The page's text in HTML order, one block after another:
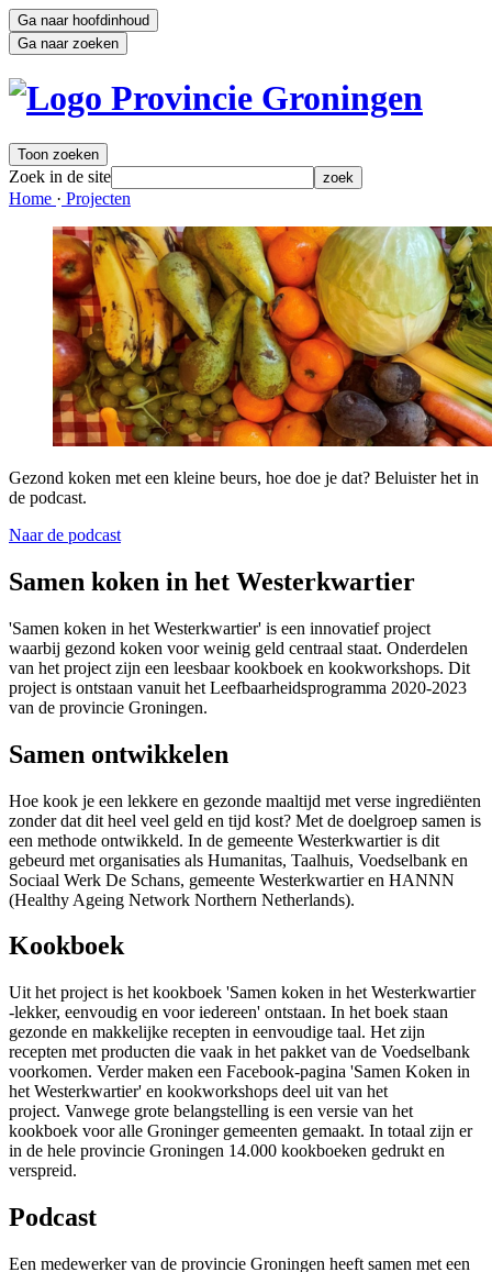
Ga naar hoofdinhoud
Ga naar zoeken
Toon zoeken
Zoek in de site zoek
Home · Projecten
Gezond koken met een kleine beurs, hoe doe je dat? Beluister het in
de podcast.
Naar de podcast
Samen koken in het Westerkwartier
'Samen koken in het Westerkwartier' is een innovatief project
waarbij gezond koken voor weinig geld centraal staat. Onderdelen
van het project zijn een leesbaar kookboek en kookworkshops. Dit
project is ontstaan vanuit het Leefbaarheidsprogramma 2020-2023
van de provincie Groningen.
Samen ontwikkelen
Hoe kook je een lekkere en gezonde maaltijd met verse ingrediënten
zonder dat dit heel veel geld en tijd kost? Met de doelgroep samen is
een methode ontwikkeld. In de gemeente Westerkwartier is dit
gebeurd met organisaties als Humanitas, Taalhuis, Voedselbank en
Sociaal Werk De Schans, gemeente Westerkwartier en HANNN
(Healthy Ageing Network Northern Netherlands).
Kookboek
Uit het project is het kookboek 'Samen koken in het Westerkwartier
-lekker, eenvoudig en voor iedereen' ontstaan. In het boek staan
gezonde en makkelijke recepten in eenvoudige taal. Het zijn
recepten met producten die vaak in het pakket van de Voedselbank
voorkomen. Verder maken een Facebook-pagina 'Samen Koken in
het Westerkwartier' en kookworkshops deel uit van het
project. Vanwege grote belangstelling is een versie van het
kookboek voor alle Groninger gemeenten gemaakt. In totaal zijn er
in de hele provincie Groningen 14.000 kookboeken gedrukt en
verspreid.
Podcast
Een medewerker van de provincie Groningen heeft samen met een